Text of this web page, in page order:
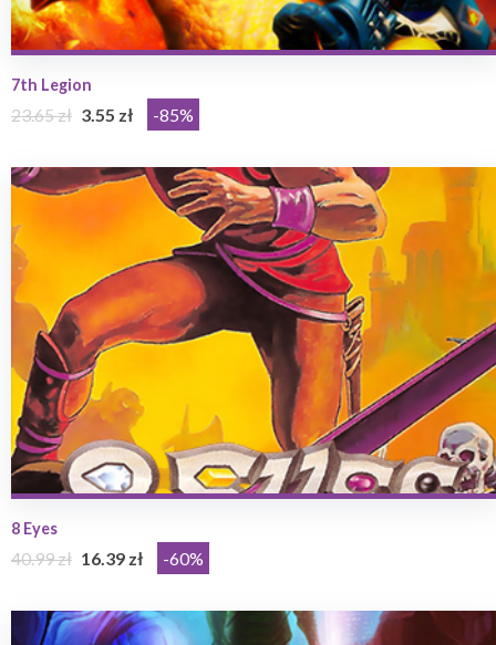
7th Legion
23.65 zł 3.55 zł -85%
8 Eyes
40.99 zł 16.39 zł -60%